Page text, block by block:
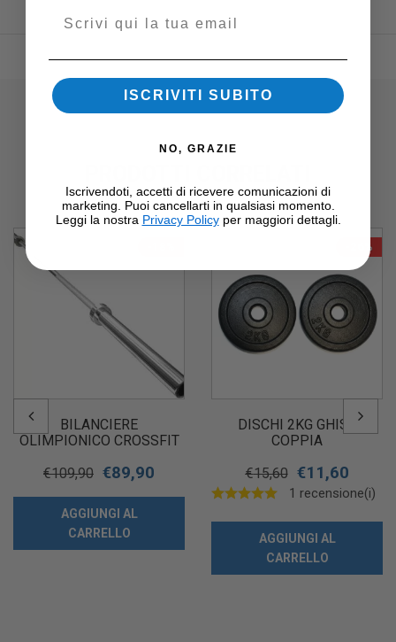
BILANCIERE
OLIMPIONICO CROSSFIT
€109,90 €89,90
AGGIUNGI AL
CARRELLO
-26%
DISCHI 2KG GHISA
COPPIA
€15,60 €11,60
1 recensione(i)
AGGIUNGI AL
CARRELLO
ISCRIVITI SUBITO
NO, GRAZIE
Iscrivendoti, accetti di ricevere comunicazioni di
marketing. Puoi cancellarti in qualsiasi momento.
Leggi la nostra Privacy Policyper maggiori dettagli.